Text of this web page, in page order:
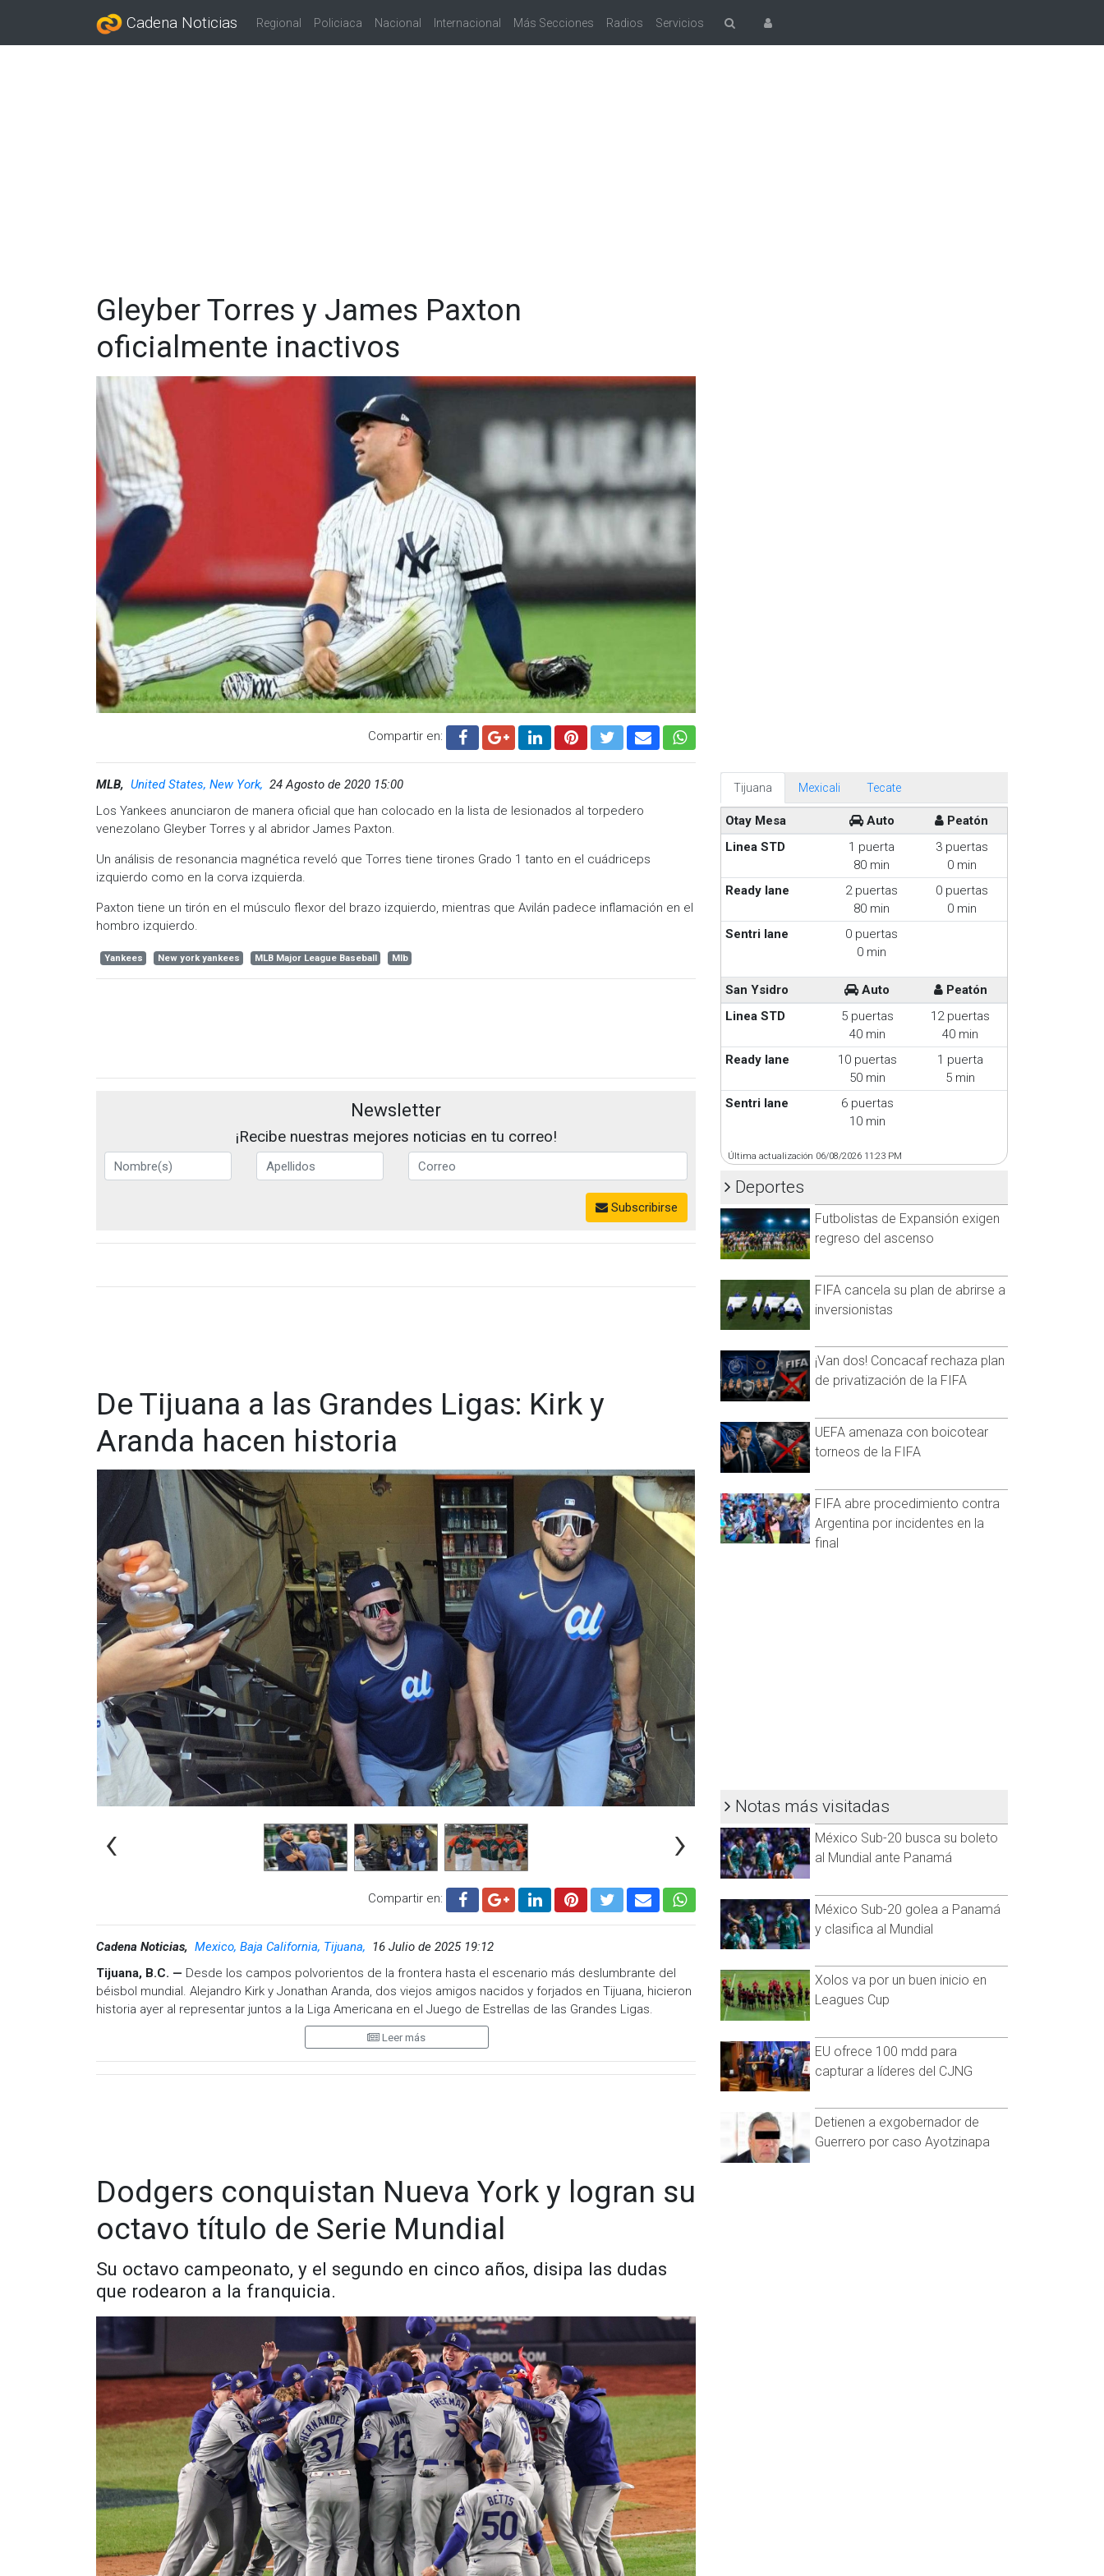
Cadena Noticias Regional Policiaca Nacional Internacional Más Secciones Radios Servicios
Gleyber Torres y James Paxton
oficialmente inactivos
Compartir en:
MLB, United States, New York, 24 Agosto de 2020 15:00
Los Yankees anunciaron de manera oficial que han colocado en la lista de lesionados al torpedero
venezolano Gleyber Torres y al abridor James Paxton.
Un análisis de resonancia magnética reveló que Torres tiene tirones Grado 1 tanto en el cuádriceps
izquierdo como en la corva izquierda.
Paxton tiene un tirón en el músculo flexor del brazo izquierdo, mientras que Avilán padece inflamación en el
hombro izquierdo.
Yankees New york yankees MLB Major League Baseball Mlb
Newsletter
¡Recibe nuestras mejores noticias en tu correo!
Subscribirse
De Tijuana a las Grandes Ligas: Kirk y
Aranda hacen historia
‹ ›
Compartir en:
Cadena Noticias, Mexico, Baja California, Tijuana,
16 Julio de 2025 19:12
Tijuana, B.C. — Desde los campos polvorientos de la frontera hasta el escenario más deslumbrante del
béisbol mundial. Alejandro Kirk y Jonathan Aranda, dos viejos amigos nacidos y forjados en Tijuana, hicieron
historia ayer al representar juntos a la Liga Americana en el Juego de Estrellas de las Grandes Ligas.
El momento es inédito: dos tijuanenses, compañeros desde la infancia, vistiendo el uniforme de las
estrellas. Kirk, receptor de los Toronto Blue Jays, y Aranda, primera base de los Tampa Bay Rays,
Leer más
Dodgers conquistan Nueva York y logran su
octavo título de Serie Mundial
Su octavo campeonato, y el segundo en cinco años, disipa las dudas
que rodearon a la franquicia.
Tijuana Mexicali Tecate
Otay Mesa Auto
Peatón
Linea STD
1 puerta
80 min
3 puertas
0 min
Ready lane
2 puertas
80 min
0 puertas
0 min
Sentri lane
0 puertas
0 min
San Ysidro Auto
Peatón
Linea STD
5 puertas
40 min
12 puertas
40 min
Ready lane
10 puertas
50 min
1 puerta
5 min
Sentri lane
6 puertas
10 min
Última actualización 06/08/2026 11:23 PM
Deportes
Futbolistas de Expansión exigen
regreso del ascenso
FIFA cancela su plan de abrirse a
inversionistas
¡Van dos! Concacaf rechaza plan
de privatización de la FIFA
UEFA amenaza con boicotear
torneos de la FIFA
FIFA abre procedimiento contra
Argentina por incidentes en la
final
Notas más visitadas
México Sub-20 busca su boleto
al Mundial ante Panamá
México Sub-20 golea a Panamá
y clasifica al Mundial
Xolos va por un buen inicio en
Leagues Cup
EU ofrece 100 mdd para
capturar a líderes del CJNG
Detienen a exgobernador de
Guerrero por caso Ayotzinapa